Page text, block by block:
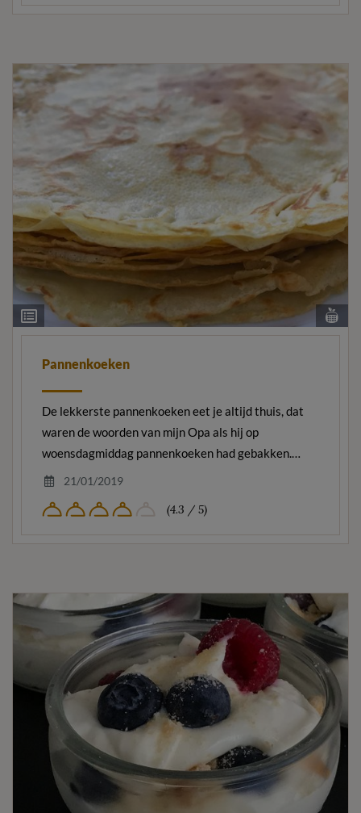
Ingrediëntenlijst
Pannenkoeken
De lekkerste pannenkoeken eet je altijd thuis, dat
waren de woorden van mijn Opa als hij op
woensdagmiddag pannenkoeken had gebakken.…
21/01/2019
(4.3 / 5)